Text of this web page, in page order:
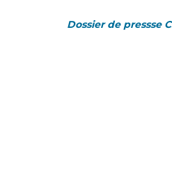
Dossier de pressse